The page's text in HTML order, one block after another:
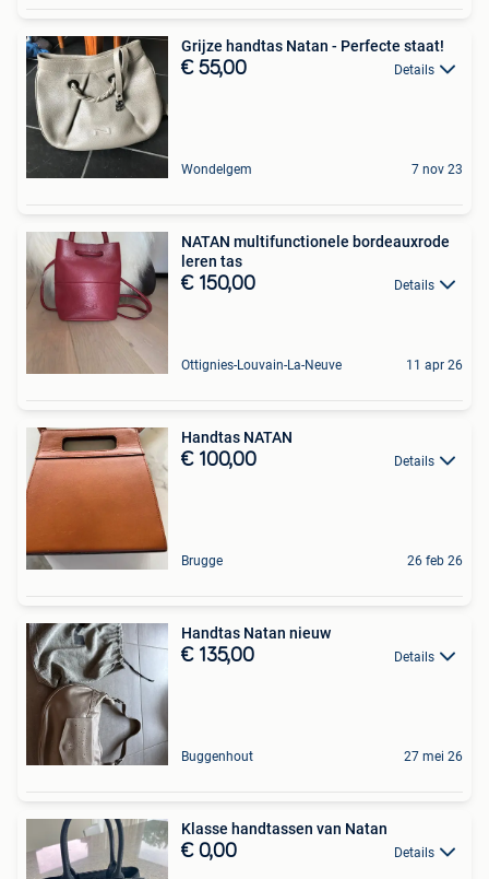
Grijze handtas Natan - Perfecte staat!
€ 55,00 Details
Wondelgem 7 nov 23
NATAN multifunctionele bordeauxrode
leren tas
€ 150,00 Details
Ottignies-Louvain-La-Neuve 11 apr 26
Handtas NATAN
€ 100,00 Details
Brugge 26 feb 26
Handtas Natan nieuw
€ 135,00 Details
Buggenhout 27 mei 26
Klasse handtassen van Natan
€ 0,00 Details